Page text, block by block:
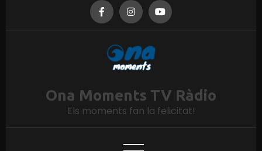
Ona Moments TV Ràdio
Els moments fan la felicitat!